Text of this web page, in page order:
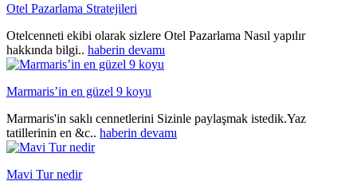
Otel Pazarlama Stratejileri
Otelcenneti ekibi olarak sizlere Otel Pazarlama Nasıl yapılır
hakkında bilgi.. haberin devamı
Marmaris’in en güzel 9 koyu
Marmaris'in saklı cennetlerini Sizinle paylaşmak istedik.Yaz
tatillerinin en &c.. haberin devamı
Mavi Tur nedir